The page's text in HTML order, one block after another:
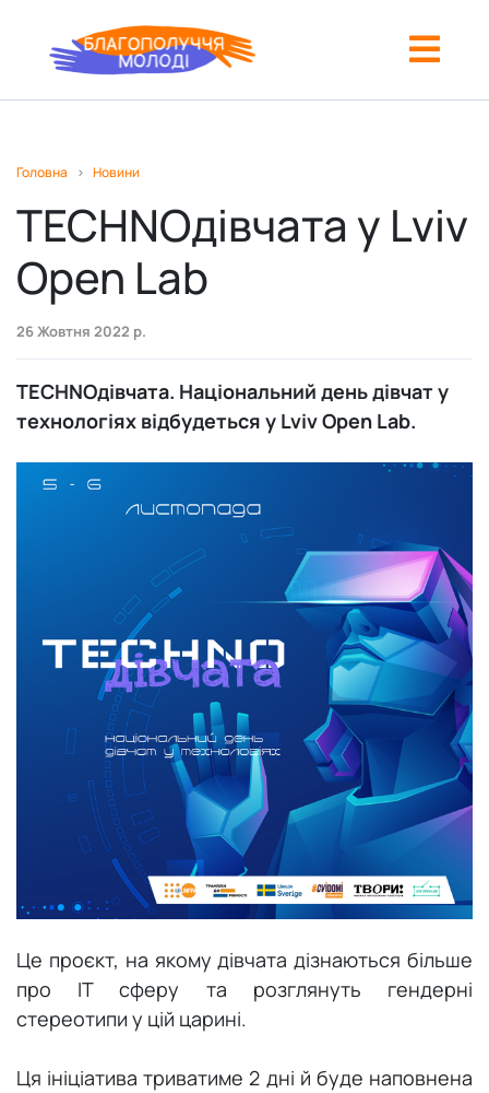
Вінниця
Дніпро
Івано-Франківськ
Київ
Ковель
Кременчук
Луцьк
Маріуполь
Мелітополь
Миколаїв
Ніжин
Нова Одеса
Одеса
Полтава
Сміла
Тернопіль
Фастів
Головна > Новини
TECHNOдівчата у Lviv
Open Lab
26 Жовтня 2022 р.
TECHNOдівчата. Національний день дівчат у
технологіях відбудеться у Lviv Open Lab.
Це проєкт, на якому дівчата дізнаються більше
про ІТ сферу та розглянуть гендерні
стереотипи у цій царині.
Ця ініціатива триватиме 2 дні й буде наповнена